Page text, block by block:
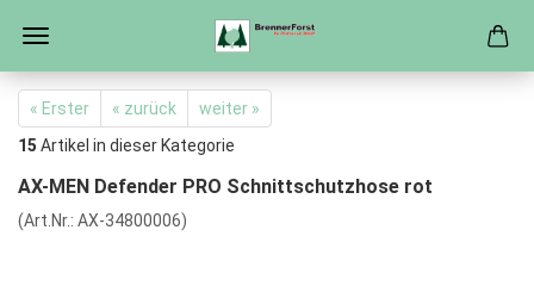
« Erster « zurück
weiter »
15 Artikel in dieser Kategorie
AX-MEN Defender PRO Schnittschutzhose rot
(Art.Nr.: AX-34800006)